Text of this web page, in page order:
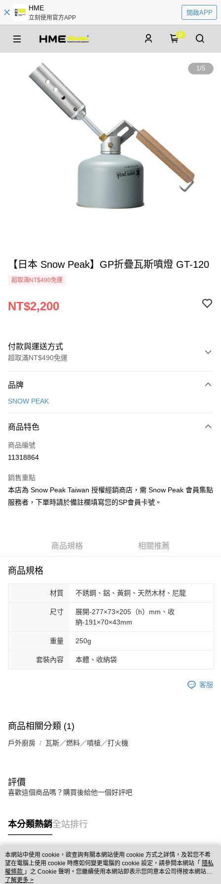
HME
立刻使用官方APP
開啟APP
0
1/5
【日本 Snow Peak】GP折疊瓦斯噴燈 GT-120
超取滿NT$490免運
NT$2,200
付款與運送方式
超取滿NT$490免運
信用卡一次付款
3 期 0 利率 每期
合作金庫商業銀行
上海商業儲蓄銀行
臺灣中小企業銀行
匯豐（台灣）商業銀行
華泰商業銀行
聯邦商業銀行
遠東國際商業銀行
台灣樂天信用卡公司
超商取貨付款
LINE Pay
Apple Pay
ATM付款
每筆NT$60，滿NT$490(含以上)免運費
付款後全家取貨
每筆NT$60，滿NT$490(含以上)免運費
每筆NT$60，滿NT$490(含以上)免運費
付款後門市自取
免運費
品牌
SNOW PEAK
商品特色
商品編號
11318864
銷售重點
本店為 Snow Peak Taiwan 授權經銷商店，需 Snow Peak 會員集點
服務者，下單時請於備註欄填寫您的SP會員卡號。
商品規格 相關推薦
商品規格
材質 不銹鋼、鋁、黃銅、天然木材、尼龍
尺寸
展開-277×73×205（h）mm、收
納-191×70×43mm
重量 250g
套裝內容 本體、收納袋
客服
商品相關分類 (1)
戶外廚房 瓦斯／燃料／噴槍／打火機
評價
喜歡這個商品嗎？購買後給他一個好評吧
本分類熱銷全站排行
熱門標籤
本網站中使用 cookie，欲查詢有關本網站使用 cookie 方式之詳情，及若您不希
望在電腦上使用 cookie 時應如何變更電腦的 cookie 設定，請參閱本網站「 隱私
權條款 」之 Cookie 聲明。您繼續使用本網站即表示您同意本公司得按本網站使
用條款之 Cookie 聲明使用 cookie。
了解更多 >